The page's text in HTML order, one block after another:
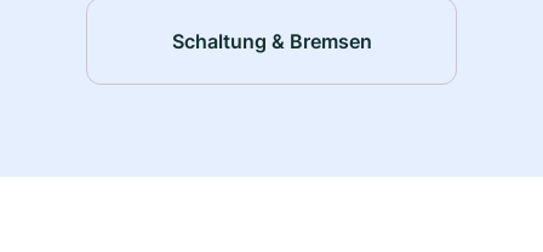
Schaltung & Bremsen